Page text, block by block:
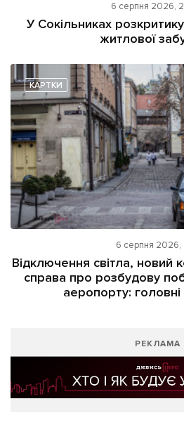
6 серпня 2026,
У Сокільниках
житлової
КАРТКИ
6 серпня 2026,
Відключення світла, новий
справа про розбудову
аеропорту:
РЕКЛАМА